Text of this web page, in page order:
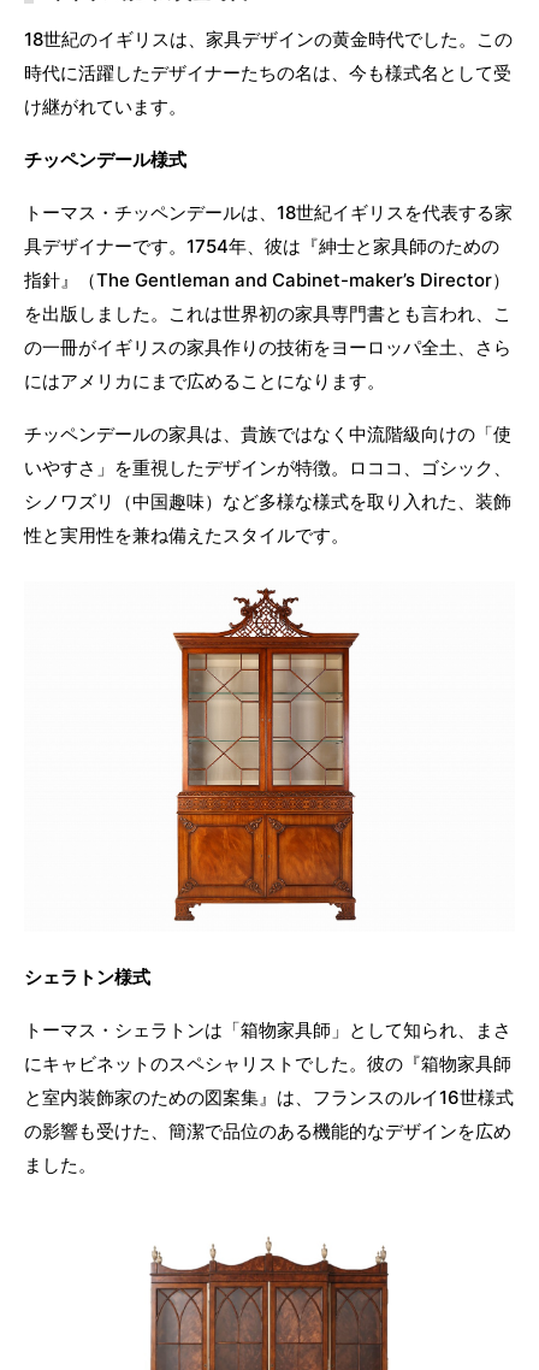
18世紀のイギリスは、家具デザインの黄金時代でした。この
時代に活躍したデザイナーたちの名は、今も様式名として受
け継がれています。
チッペンデール様式
トーマス・チッペンデールは、18世紀イギリスを代表する家
具デザイナーです。1754年、彼は『紳士と家具師のための
指針』（The Gentleman and Cabinet-maker’s Director）
を出版しました。これは世界初の家具専門書とも言われ、こ
の一冊がイギリスの家具作りの技術をヨーロッパ全土、さら
にはアメリカにまで広めることになります。
チッペンデールの家具は、貴族ではなく中流階級向けの「使
いやすさ」を重視したデザインが特徴。ロココ、ゴシック、
シノワズリ（中国趣味）など多様な様式を取り入れた、装飾
性と実用性を兼ね備えたスタイルです。
シェラトン様式
トーマス・シェラトンは「箱物家具師」として知られ、まさ
にキャビネットのスペシャリストでした。彼の『箱物家具師
と室内装飾家のための図案集』は、フランスのルイ16世様式
の影響も受けた、簡潔で品位のある機能的なデザインを広め
ました。